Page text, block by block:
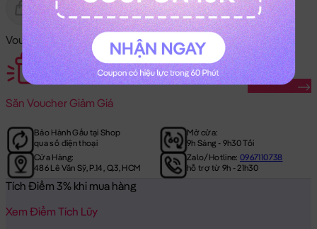
Gửi Tặng Hết Hàng
Voucher Mã Khuyến Mãi:
Săn Voucher Giảm Giá
Săn Ngay
Bảo Hành Gấu tại Shop
qua số điện thoại
Mở cửa:
9h Sáng - 9h30 Tối
Cửa Hàng:
486 Lê Văn Sỹ, P.14, Q.3, HCM
Zalo/Hotline:0967110738
hỗ trợ từ 9h - 21h30
Tích Điểm 3% khi mua hàng
Xem Điểm Tích Lũy